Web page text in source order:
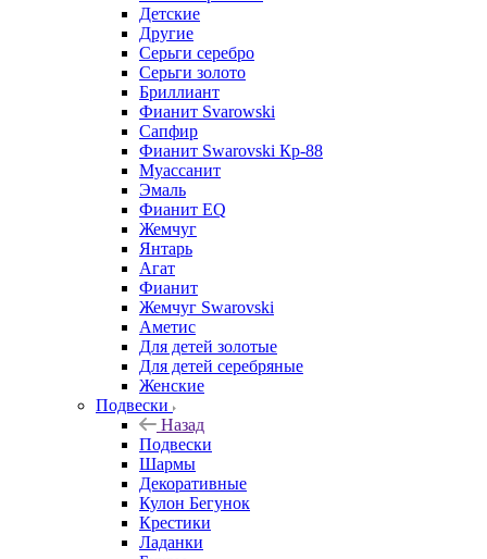
Детские
Другие
Серьги серебро
Серьги золото
Бриллиант
Фианит Svarowski
Сапфир
Фианит Swarovski Кр-88
Муассанит
Эмаль
Фианит EQ
Жемчуг
Янтарь
Агат
Фианит
Жемчуг Swarovski
Аметис
Для детей золотые
Для детей серебряные
Женские
Подвески
Назад
Подвески
Шармы
Декоративные
Кулон Бегунок
Крестики
Ладанки